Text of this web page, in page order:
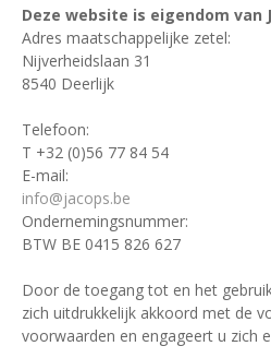
Deze website is eigendom van
Adres maatschappelijke zetel:
Nijverheidslaan 31
8540 Deerlijk
Telefoon:
T +32 (0)56 77 84 54
E-mail:
info@jacops.be
Ondernemingsnummer:
BTW BE 0415 826 627
Door de toegang tot en het
zich uitdrukkelijk akkoord met de
voorwaarden en engageert u zich